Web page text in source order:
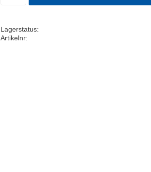
Lagerstatus
Artikelnr